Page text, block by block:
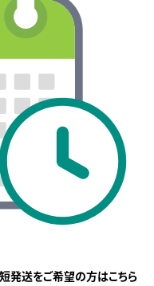
発送をご希望の方はこちら